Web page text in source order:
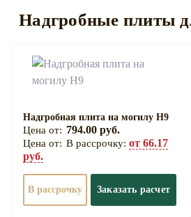
Надгробные плиты
Надгробная плита на могилу Н9
794.00 руб.
В рассрочку: от 66.17
руб.
В рассрочку Заказать расчет